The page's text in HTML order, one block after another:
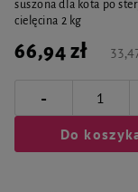
suszona dla kota po
cielęcina 2 kg
66,94 zł
-
Do